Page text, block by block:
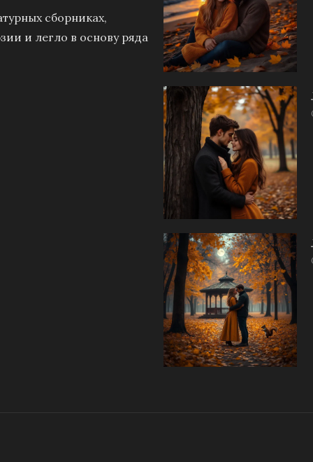
сборниках,
и легло в основу ряда